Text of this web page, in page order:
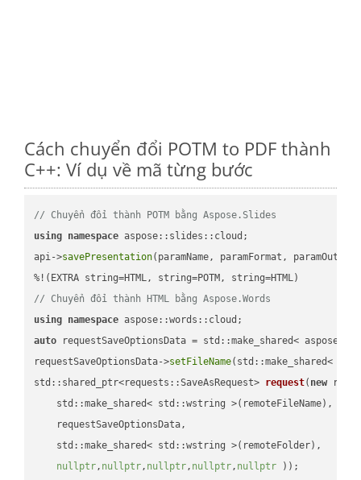
Cách chuyển đổi POTM to PDF thành
C++: Ví dụ về mã từng bước
// Chuyển đổi thành POTM bằng Aspose.Slides
using namespace aspose::slides::cloud;
api->savePresentation(paramName, paramFormat,
// Chuyển đổi thành HTML bằng Aspose.Words
using namespace
auto requestSaveOptionsData = std::make_shared<
requestSaveOptionsData->setFileName(std::make_shared<
std::shared_ptr<requests::SaveAsRequest> request( new
    std::make_shared< std::wstring >(remoteFileName),
    requestSaveOptionsData,
    std::make_shared< std::wstring >(remoteFolder),
nullptr, nullptr, nullptr, nullptr, nullptr ))